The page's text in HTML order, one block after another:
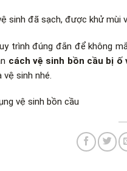
sinh đã sạch, được khử mùi
trình đúng đắn để không
cách vệ sinh bồn cầu bị ố
sinh nhé.
vệ sinh bồn cầu